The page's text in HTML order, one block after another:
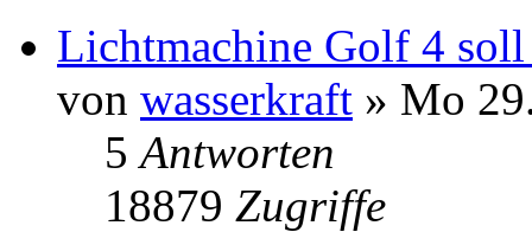
Lichtmachine Golf 4 soll
von wasserkraft » Mo
5Antworten
18879 Zugriffe